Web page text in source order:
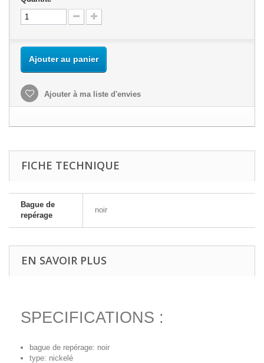
Ajouter au panier
Ajouter à ma liste d'envies
FICHE TECHNIQUE
Bague de
repérage
noir
EN SAVOIR PLUS
SPECIFICATIONS :
bague de repérage: noir
type: nickelé